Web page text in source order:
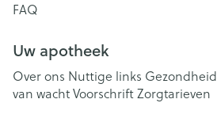
FAQ
Uw apotheek
Over ons Nuttige links
van wachtVoorschriftZorgtarieven